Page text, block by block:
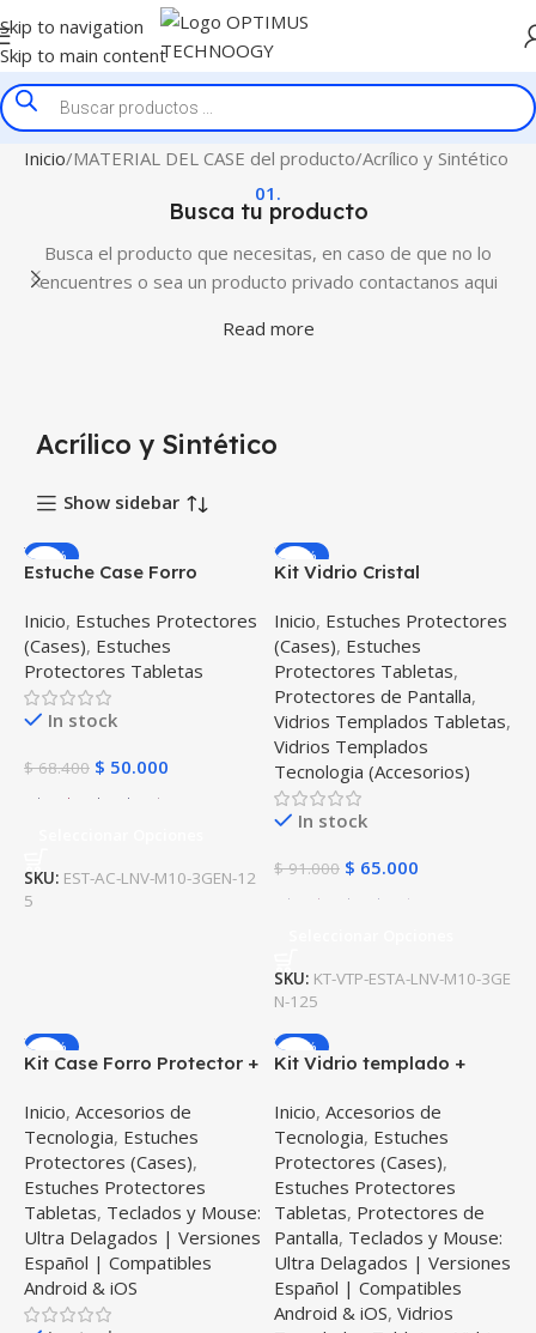
Skip to navigation
Skip to main content
Inicio MATERIAL DEL CASE del producto Acrílico y Sintético
01.
Busca tu producto
Busca el producto que necesitas, en caso de que no lo
encuentres o sea un producto privado contactanos aqui
Read more
Acrílico y Sintético
Show sidebar
-27%
Estuche Case Forro
Tablet Lenovo Tab M10
Plus 3era Gen 10.6 2022
TB-125FU / TB-128F
Inicio, Estuches Protectores
(Cases), Estuches
Protectores Tabletas
In stock
$68.400 $ 50.000
SKU: EST-AC-LNV-M10-3GEN-12
5
-29%
Kit Vidrio Cristal
Protector para Tablet
Lenovo Tab M10 Plus 3era
Gen 10.6 2022 TB-125FU /
TB-128F
Inicio, Estuches Protectores
(Cases), Estuches
Protectores Tabletas,
Protectores de Pantalla,
Vidrios Templados Tabletas,
Vidrios Templados
Tecnologia (Accesorios)
In stock
$91.000 $ 65.000
SKU: KT-VTP-ESTA-LNV-M10-3GE
N-125
-24%
Kit Case Forro Protector +
Bluetooth para Tablet
Lenovo Tab M10 Plus 3era
Gen 10.6 2022 TB-125FU /
TB-128F
Inicio, Accesorios de
Tecnologia, Estuches
Protectores (Cases),
Estuches Protectores
Tabletas, Teclados y Mouse:
Ultra Delagados | Versiones
Español | Compatibles
Android & iOS
-23%
Kit Vidrio templado +
y Mouse Bluetooth Tablet
Lenovo Tab M10 Plus 3era
Gen 10.6 2022 TB-125FU
Inicio, Accesorios de
Tecnologia, Estuches
Protectores (Cases),
Estuches Protectores
Tabletas, Protectores de
Pantalla, Teclados y Mouse:
Ultra Delagados | Versiones
Español | Compatibles
Android & iOS, Vidrios